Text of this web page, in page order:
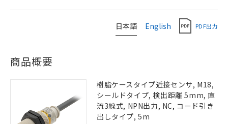
日本語 English PDF出力
商品概要
樹脂ケースタイプ近接センサ, M18,
シールドタイプ, 検出距離 5mm, 直
流3線式, NPN出力, NC, コード引き
出しタイプ, 5m